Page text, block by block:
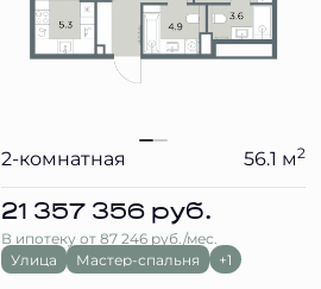
2-комнатная 56.1 м2
21 357 356 руб.
В ипотеку от 87 246 руб./мес.
Улица
Мастер-спальня +1